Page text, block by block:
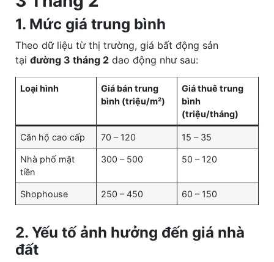
1. Mức giá trung bình
Theo dữ liệu từ thị trường, giá bất động sản
tại đường 3 tháng 2 dao động như sau:
Loại hình
Giá bán trung
bình (triệu/m²)
Giá thuê trung
bình
(triệu/tháng)
Căn hộ cao cấp 70 – 120 15 – 35
Nhà phố mặt
tiền
300 – 500 50 – 120
Shophouse 250 – 450 60 – 150
2. Yếu tố ảnh hưởng đến giá nhà
đất